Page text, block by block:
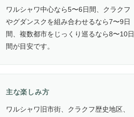
ワルシャワ中心なら5〜6日間、クラクフ
やグダンスクを組み合わせるなら7〜9日
間、複数都市をじっくり巡るなら8〜10日
間が目安です。
主な楽しみ方
ワルシャワ旧市街、クラクフ歴史地区、